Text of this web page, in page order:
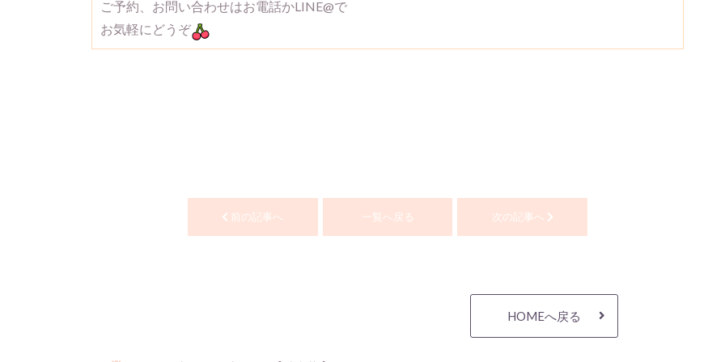
ご予約、お問い合わせはお電話かLINE@で
お気軽にどうぞ
前の記事へ 一覧へ戻る 次の記事へ
HOMEへ戻る